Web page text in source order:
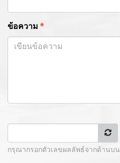
ข้อความ *
กรุณากรอกตัวเลขผลลัพธ์จากด้านบน